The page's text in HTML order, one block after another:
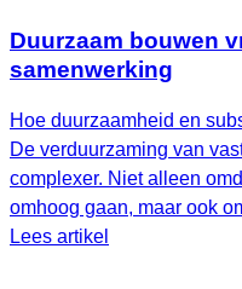
Duurzaam bouwen
samenwerking
Hoe duurzaamheid en
De verduurzaming van
complexer. Niet alleen
omhoog gaan, maar ook
Lees artikel